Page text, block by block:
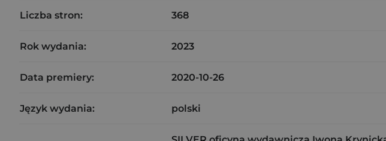
Liczba stron: 368
Rok wydania: 2023
Data premiery: 2020-10-26
Język wydania: polski